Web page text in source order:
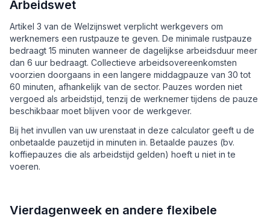
Arbeidswet
Artikel 3 van de Welzijnswet verplicht werkgevers om
werknemers een rustpauze te geven. De minimale rustpauze
bedraagt 15 minuten wanneer de dagelijkse arbeidsduur meer
dan 6 uur bedraagt. Collectieve arbeidsovereenkomsten
voorzien doorgaans in een langere middagpauze van 30 tot
60 minuten, afhankelijk van de sector. Pauzes worden niet
vergoed als arbeidstijd, tenzij de werknemer tijdens de pauze
beschikbaar moet blijven voor de werkgever.
Bij het invullen van uw urenstaat in deze calculator geeft u de
onbetaalde pauzetijd in minuten in. Betaalde pauzes (bv.
koffiepauzes die als arbeidstijd gelden) hoeft u niet in te
voeren.
Vierdagenweek en andere flexibele